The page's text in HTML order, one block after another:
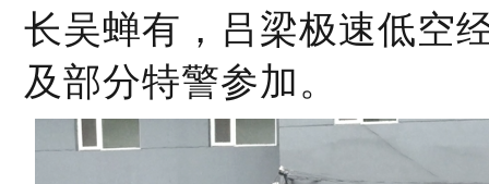
长吴蝉有，吕梁极速低空
及部分特警参加。